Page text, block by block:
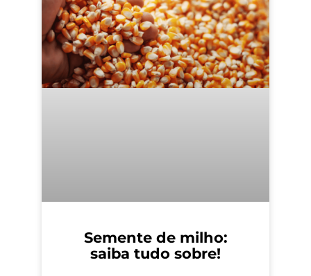
Semente de milho:
saiba tudo sobre!